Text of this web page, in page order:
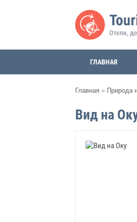
ГЛАВНАЯ
Главная » Природа
Вид на